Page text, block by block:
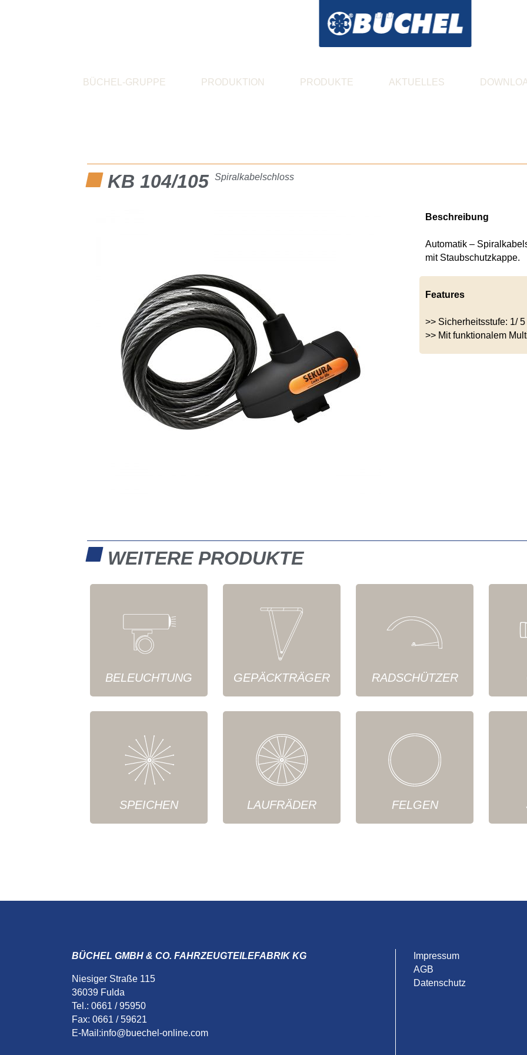
BÜCHEL-GRUPPE PRODUKTION PRODUKTE AKTUELLES
KB 104/105 Spiralkabelschloss
Beschreibung
Automatik –
mit Staubschutzkappe.
Features
>> Sicherheitsstufe: 1/ 5
>> Mit funktionalem
WEITERE PRODUKTE
BELEUCHTUNG GEPÄCKTRÄGER RADSCHÜTZER
SPEICHEN LAUFRÄDER FELGEN
BÜCHEL GMBH & CO. FAHRZEUGTEILEFABRIK KG
Niesiger Straße 115
36039 Fulda
Tel.: 0661 / 95950
Fax: 0661 / 59621
E-Mail:info@buechel-online.com
Impressum
AGB
Datenschutz